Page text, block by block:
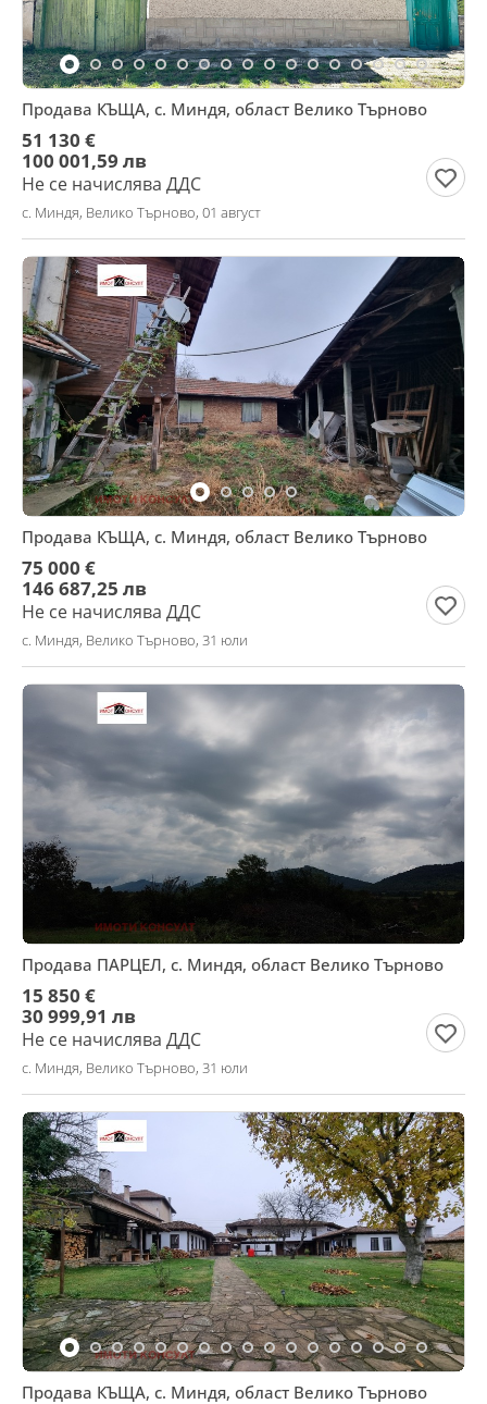
Продава КЪЩА, с. Миндя, област Велико Търново
51 130 €
100 001,59 лв
Не се начислява ДДС
с. Миндя, Велико Търново, 01 август
Продава КЪЩА, с. Миндя, област Велико Търново
75 000 €
146 687,25 лв
Не се начислява ДДС
с. Миндя, Велико Търново, 31 юли
Продава ПАРЦЕЛ, с. Миндя, област Велико Търново
15 850 €
30 999,91 лв
Не се начислява ДДС
с. Миндя, Велико Търново, 31 юли
Продава КЪЩА, с. Миндя, област Велико Търново